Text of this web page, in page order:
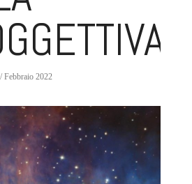
/ Febbraio 2022